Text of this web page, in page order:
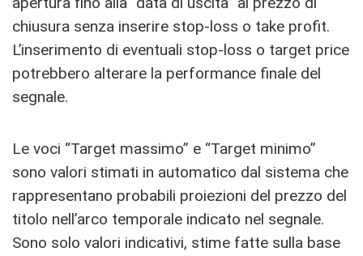
chiusura senza inserire stop-loss o take profit.
L’inserimento di eventuali stop-loss o target price
potrebbero alterare la performance finale del
segnale.
Le voci “Target massimo” e “Target minimo”
sono valori stimati in automatico dal sistema che
rappresentano probabili proiezioni del prezzo del
titolo nell’arco temporale indicato nel segnale.
Sono solo valori indicativi, stime fatte sulla base